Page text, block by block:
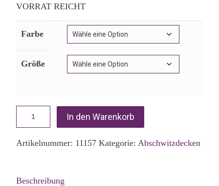
VORRAT REICHT
Farbe
Größe
In den Warenkorb
Artikelnummer: 11157 Kategorie: Abschwitzdecken
Beschreibung